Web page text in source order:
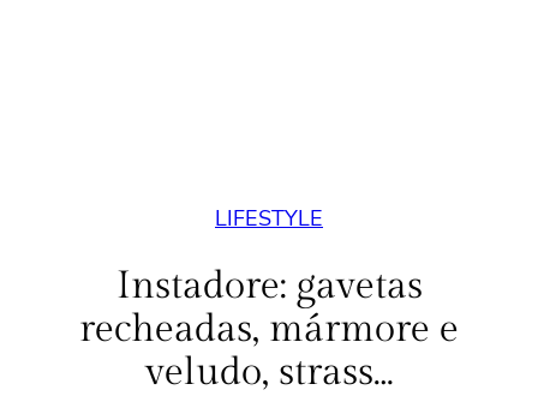
LIFESTYLE
Instadore: gavetas
recheadas, mármore e
veludo, strass…